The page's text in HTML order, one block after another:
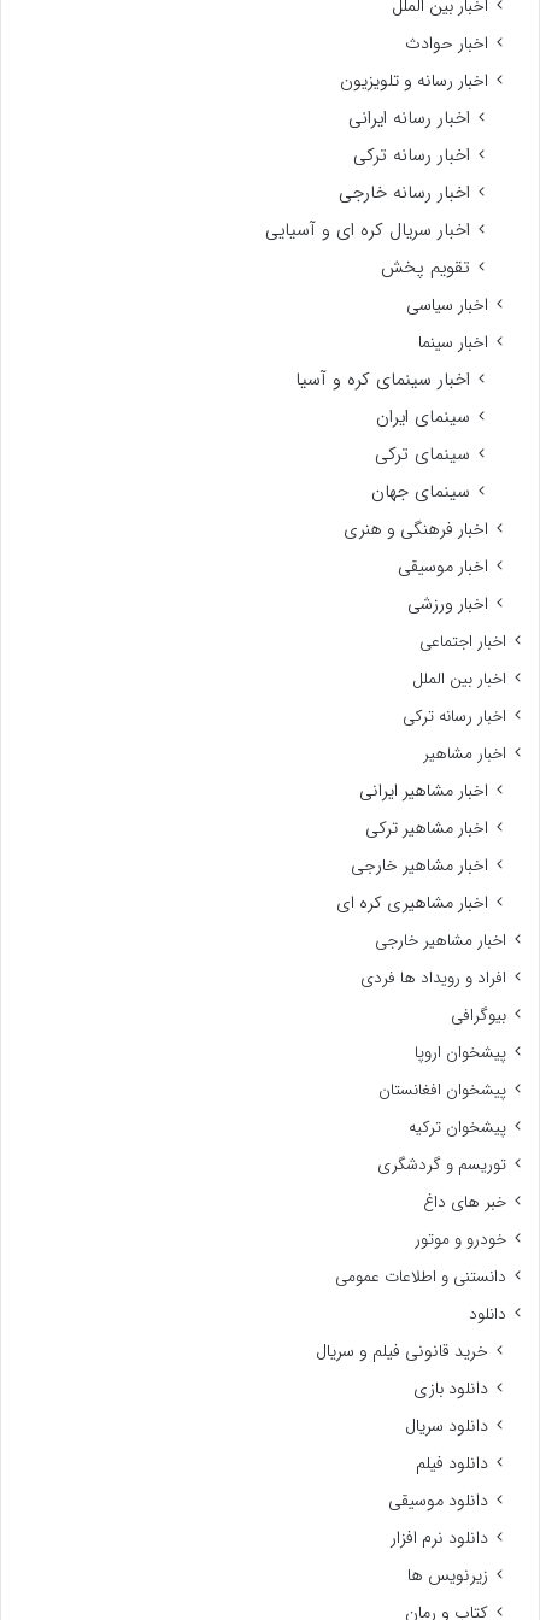
اخبار بین الملل
اخبار حوادث
اخبار رسانه و تلویزیون
اخبار رسانه ایرانی
اخبار رسانه ترکی
اخبار رسانه خارجی
اخبار سریال کره ای و آسیایی
تقویم پخش
اخبار سیاسی
اخبار سینما
اخبار سینمای کره و آسیا
سینمای ایران
سینمای ترکی
سینمای جهان
اخبار فرهنگی و هنری
اخبار موسیقی
اخبار ورزشی
اخبار اجتماعی
اخبار بین الملل
اخبار رسانه ترکی
اخبار مشاهیر
اخبار مشاهیر ایرانی
اخبار مشاهیر ترکی
اخبار مشاهیر خارجی
اخبار مشاهیری کره ای
اخبار مشاهیر خارجی
افراد و رویداد ها فردی
بیوگرافی
پیشخوان اروپا
پیشخوان افغانستان
پیشخوان ترکیه
توریسم و گردشگری
خبر های داغ
خودرو و موتور
دانستنی و اطلاعات عمومی
دانلود
خرید قانونی فیلم و سریال
دانلود بازی
دانلود سریال
دانلود فیلم
دانلود موسیقی
دانلود نرم افزار
زیرنویس ها
کتاب و رمان